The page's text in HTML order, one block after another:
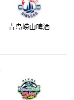
青岛崂山啤酒